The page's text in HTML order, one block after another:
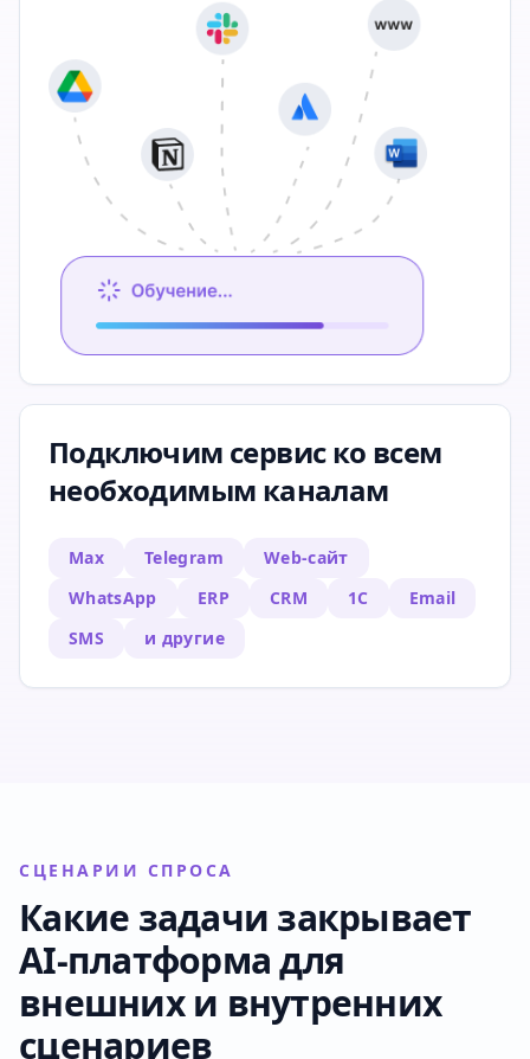
Подключим сервис ко всем
необходимым каналам
Max Telegram
Web-сайт
WhatsApp
ERP CRM 1C
Email
SMS
и другие
СЦЕНАРИИ СПРОСА
Какие задачи закрывает
AI-платформа для
внешних и внутренних
сценариев